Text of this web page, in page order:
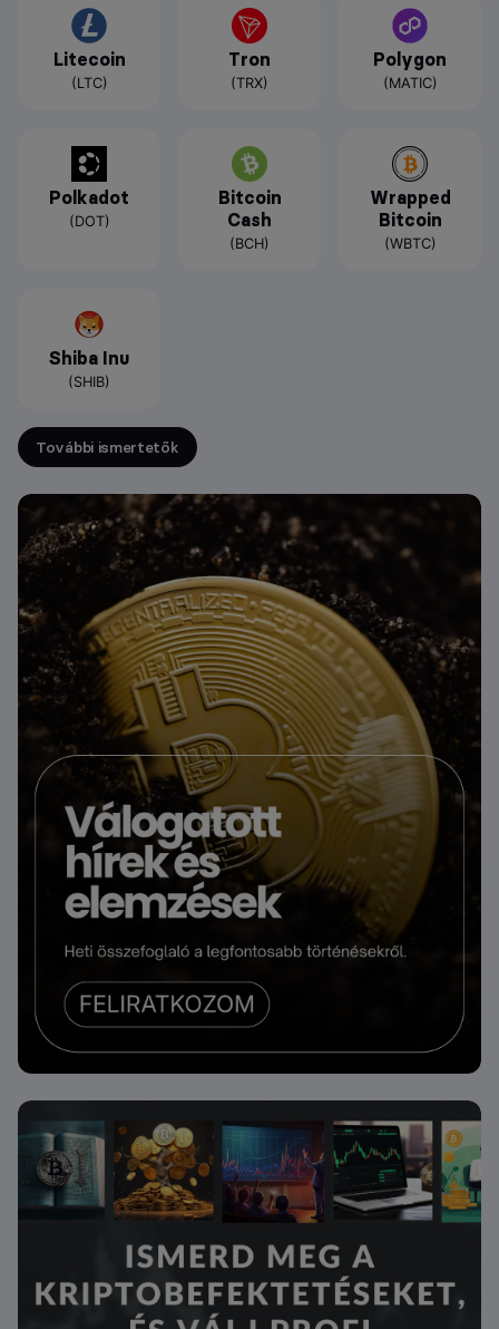
Litecoin
(LTC)
Tron
(TRX)
Polygon
(MATIC)
Polkadot
(DOT)
Bitcoin
Cash
(BCH)
Wrapped
Bitcoin
(WBTC)
Shiba Inu
(SHIB)
További ismertetők